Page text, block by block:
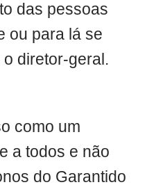
das pessoas
ou para lá se
diretor-geral.
como um
a todos e não
do Garantido